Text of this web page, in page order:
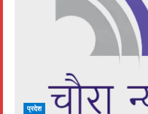
प्रदेश